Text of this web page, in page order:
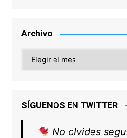
Archivo
SÍGUENOS EN TWITTER
No olvides